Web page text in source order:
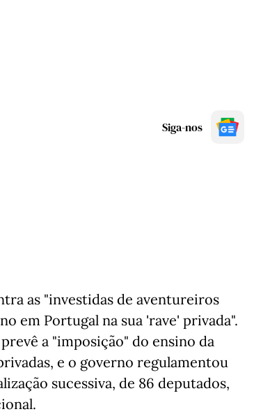
Siga-nos
as "investidas de aventureiros
em Portugal na sua 'rave' privada".
a "imposição" do ensino da
e o governo regulamentou
sucessiva, de 86 deputados,